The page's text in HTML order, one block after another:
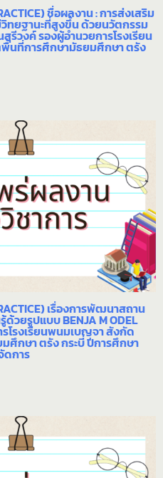
ชื่อผลงาน : การส่งเสริม
ทยฐานะที่สูงขึ้น ด้วยนวัตกรรม
รีวงค์ รองผู้อำนวยการโรงเรียน
นที่การศึกษามัธยมศึกษา ตรัง
เรื่องการพัฒนาสถาน
วยรูปแบบ BENJA M ODEL
โรงเรียนพนมเบญจา สังกัด
ศึกษา ตรัง กระบี่ ปีการศึกษา
ดการ